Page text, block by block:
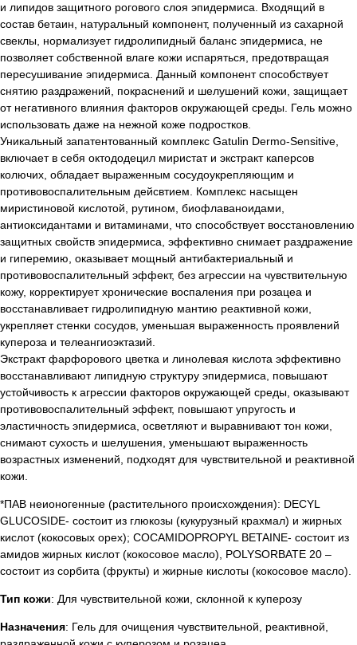
и липидов защитного рогового слоя эпидермиса. Входящий в
состав бетаин, натуральный компонент, полученный из сахарной
свеклы, нормализует гидролипидный баланс эпидермиса, не
позволяет собственной влаге кожи испаряться, предотвращая
пересушивание эпидермиса. Данный компонент способствует
снятию раздражений, покраснений и шелушений кожи, защищает
от негативного влияния факторов окружающей среды. Гель можно
использовать даже на нежной коже подростков.
Уникальный запатентованный комплекс Gatulin Dermo-Sensitive,
включает в себя октододецил миристат и экстракт каперсов
колючих, обладает выраженным сосудоукрепляющим и
противовоспалительным дейсвтием. Комплекс насыщен
миристиновой кислотой, рутином, биофлаваноидами,
антиоксидантами и витаминами, что способствует восстановлению
защитных свойств эпидермиса, эффективно снимает раздражение
и гиперемию, оказывает мощный антибактериальный и
противовоспалительный эффект, без агрессии на чувствительную
кожу, корректирует хронические воспаления при розацеа и
восстанавливает гидролипидную мантию реактивной кожи,
укрепляет стенки сосудов, уменьшая выраженность проявлений
купероза и телеангиоэктазий.
Экстракт фарфорового цветка и линолевая кислота эффективно
восстанавливают липидную структуру эпидермиса, повышают
устойчивость к агрессии факторов окружающей среды, оказывают
противовоспалительный эффект, повышают упругость и
эластичность эпидермиса, осветляют и выравнивают тон кожи,
снимают сухость и шелушения, уменьшают выраженность
возрастных изменений, подходят для чувствительной и реактивной
кожи.
*ПАВ неионогенные (растительного происхождения): DECYL
GLUCOSIDE- состоит из глюкозы (кукурузный крахмал) и жирных
кислот (кокосовых орех); COCAMIDOPROPYL BETAINE- состоит из
амидов жирных кислот (кокосовое масло), POLYSORBATE 20 –
состоит из сорбита (фрукты) и жирные кислоты (кокосовое масло).
Тип кожи: Для чувствительной кожи, склонной к куперозу
Назначения: Гель для очищения чувствительной, реактивной,